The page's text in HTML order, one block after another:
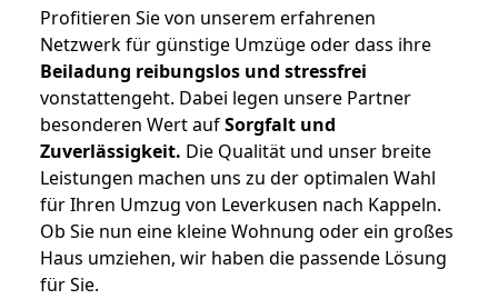
Profitieren Sie von unserem erfahrenen
Netzwerk für günstige Umzüge oder dass ihre
Beiladung reibungslos und stressfrei
vonstattengeht. Dabei legen unsere Partner
besonderen Wert aufSorgfalt und
Zuverlässigkeit. Die Qualität und unser breite
Leistungen machen uns zu der optimalen Wahl
für Ihren Umzug von Leverkusen nach Kappeln.
Ob Sie nun eine kleine Wohnung oder ein großes
Haus umziehen, wir haben die passende Lösung
für Sie.